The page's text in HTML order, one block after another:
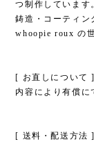
つ制作しています
鋳造・コーティン
whoopie roux の
[ お直しについ
内容により有償に
[ 送料・配送方